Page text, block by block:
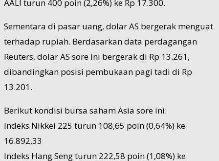
AALI turun 400 poin (2,26%) ke Rp 17.300.
Sementara di pasar uang, dolar AS bergerak menguat
terhadap rupiah. Berdasarkan data perdagangan
Reuters, dolar AS sore ini bergerak di Rp 13.261,
dibandingkan posisi pembukaan pagi tadi di Rp
13.201.
Berikut kondisi bursa saham Asia sore ini:
Indeks Nikkei 225 turun 108,65 poin (0,64%) ke
16.892,33
Indeks Hang Seng turun 222,58 poin (1,08%) ke